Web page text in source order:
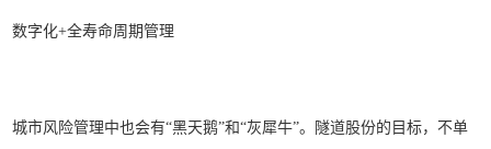
数字化+全寿命周期管理
城市风险管理中也会有“黑天鹅”和“灰犀牛”。隧道股份的目标，不单